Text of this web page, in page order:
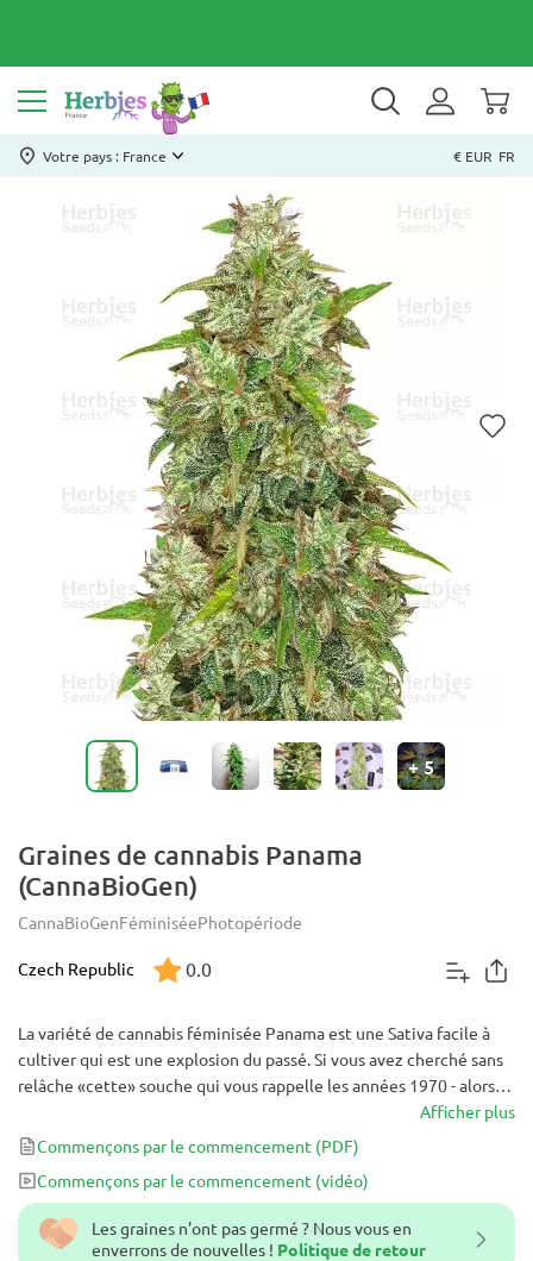
Votre pays : France € EUR FR
+5
Graines de cannabis Panama
(CannaBioGen)
CannaBioGenFéminiséePhotopériode
Czech Republic 0.0
Les graines n'ont pas germé ? Nous vous en
enverrons de nouvelles ! Politique de retour
La variété de cannabis féminisée Panama est une Sativa facile à
cultiver qui est une explosion du passé. Si vous avez cherché sans
relâche «cette» souche qui vous rappelle les années 1970 - alors
c'est tout. Son goût tropical et épicé rappelle les jungles dont elle
est originaire, ses têtes ressemblant à des lances vous choqueront
une fois qu'elles seront terminées en 11 semaines.
Afficher plus
Commençons par le commencement (PDF)
Commençons par le commencement (vidéo)